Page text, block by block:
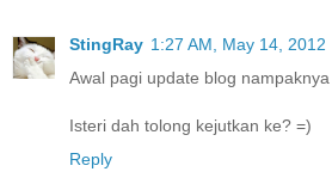
StingRay 1:27 AM, May 14, 2012
Awal pagi update blog nampaknya
Isteri dah tolong kejutkan ke? =)
Reply